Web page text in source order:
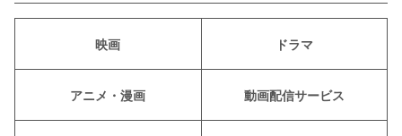
映画 ドラマ
アニメ・漫画 動画配信サービス